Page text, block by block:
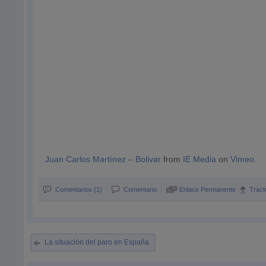
Juan Carlos Martínez – Bolivar from IE Media onVimeo
Comentarios (1) Comentario Enlace Permanente
La situación del paro en España